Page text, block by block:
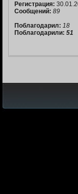
Регистрация:
Сообщений: 89
Поблагодарил: 18
Поблагодарили: 51